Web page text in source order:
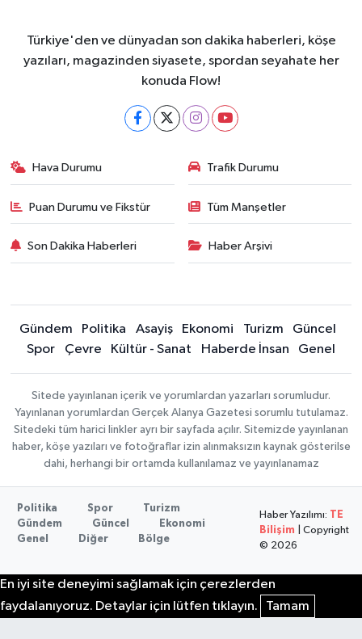
Türkiye'den ve dünyadan son dakika haberleri, köşe
yazıları, magazinden siyasete, spordan seyahate her
konuda Flow!
Hava Durumu Trafik Durumu
Puan Durumu ve Fikstür Tüm Manşetler
Son Dakika Haberleri Haber Arşivi
Gündem Politika Asayiş Ekonomi Turizm
Güncel
Spor
Çevre Kültür - Sanat Haberde İnsan Genel
Sitede yayınlanan içerik ve yorumlardan yazarları sorumludur.
Yayınlanan yorumlardan Gerçek Alanya Gazetesi sorumlu tutulamaz.
Sitedeki tüm harici linkler ayrı bir sayfada açılır. Sitemizde yayınlanan
haber, köşe yazıları ve fotoğraflar izin alınmaksızın kaynak gösterilse
dahi, herhangi bir ortamda kullanılamaz ve yayınlanamaz
Politika Spor
Turizm
Gündem
Güncel
Ekonomi
Genel
Diğer Bölge
Haber Yazılımı:
TE
Bilişim | Copyright
© 2026
En iyi site deneyimi sağlamak için çerezlerden
faydalanıyoruz. Detaylar için lütfen tıklayın.
Tamam